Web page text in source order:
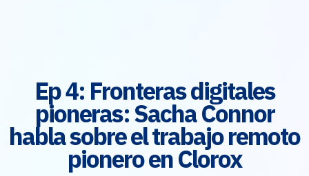
Ep 4: Fronteras digitales
pioneras: Sacha Connor
habla sobre el trabajo remoto
pionero en Clorox